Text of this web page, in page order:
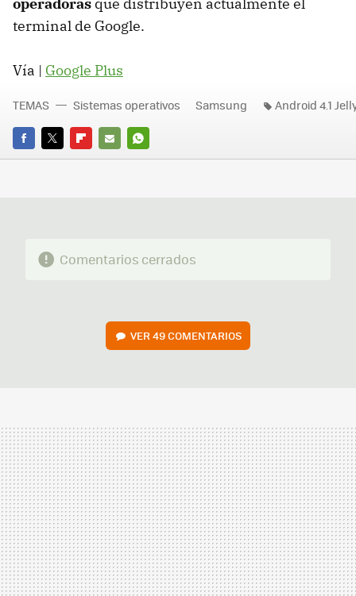
operadoras que distribuyen actualmente el
terminal de Google.
Vía | Google Plus
FACEBOOK
TWITTERFLIPBOARD
E-
WHATSAPP
TEMAS Sistemas operativos Samsung Android 4.1
Comentarios cerrados
VER49 COMENTARIOS